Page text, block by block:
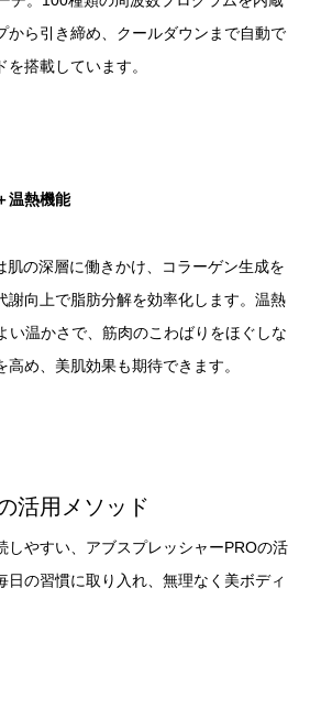
から引き締め、クールダウンまで自動で
搭載しています。
温熱機能
肌の深層に働きかけ、コラーゲン生成を
謝向上で脂肪分解を効率化します。温熱
温かさで、筋肉のこわばりをほぐしな
め、美肌効果も期待できます。
活用メソッド
しやすい、アブスプレッシャーPROの活
日の習慣に取り入れ、無理なく美ボディ